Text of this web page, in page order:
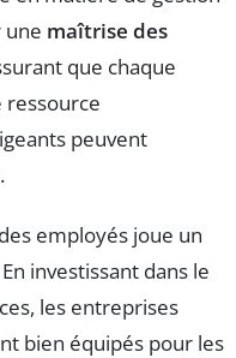
une maîtrise des
que chaque
ressource
peuvent
des employés joue un
investissant dans le
les entreprises
bien équipés pour les